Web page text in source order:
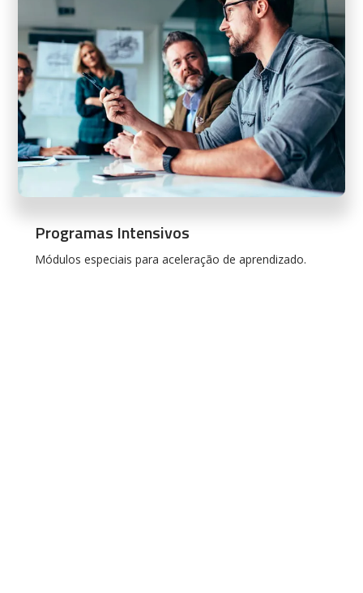
Programas Intensivos
Módulos especiais para aceleração de aprendizado.